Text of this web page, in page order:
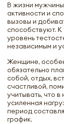
В жизни
активности и
вызовы и
способствуют.
уровень
независимым и
Женщине,
обязательно
собой, отдых,
счастливой,
учитывать, что
усиленная
период
график.